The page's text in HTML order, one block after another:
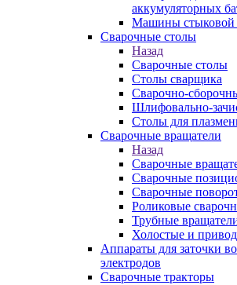
аккумуляторных
Машины стыковой
Сварочные столы
Назад
Сварочные столы
Столы сварщика
Сварочно-
Шлифовально-
Столы для
Сварочные вращатели
Назад
Сварочные
Сварочные
Сварочные
Роликовые
Трубные
Холостые и
Аппараты для заточки
электродов
Сварочные тракторы